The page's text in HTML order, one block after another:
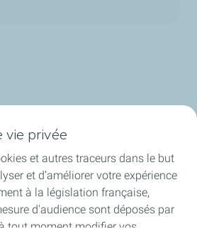
suivante
vie privée
et autres traceurs dans le but
et d’améliorer votre expérience
à la législation française,
d'audience sont déposés par
tout moment modifier vos